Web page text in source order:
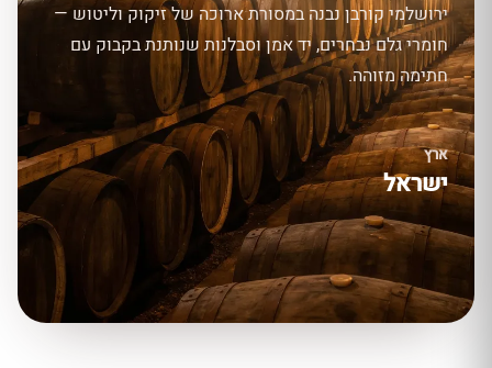
ירושלמי קורבן נבנה במסורת ארוכה של זיקוק וליטוש —
חומרי גלם נבחרים, יד אמן וסבלנות שנותנת בקבוק עם
חתימה מזוהה.
ארץ
ישראל